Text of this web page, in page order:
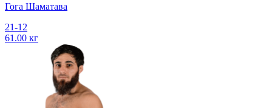
Гога Шаматава
21-12
61.00 кг